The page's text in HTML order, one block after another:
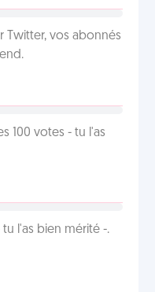
Twitter, vos abonnés
100 votes - tu l'as
l'as bien mérité -.